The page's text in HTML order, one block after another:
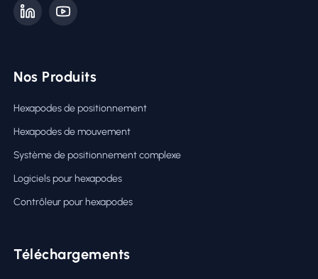
Nos Produits
Hexapodes de positionnement
Hexapodes de mouvement
Système de positionnement complexe
Logiciels pour hexapodes
Contrôleur pour hexapodes
Téléchargements